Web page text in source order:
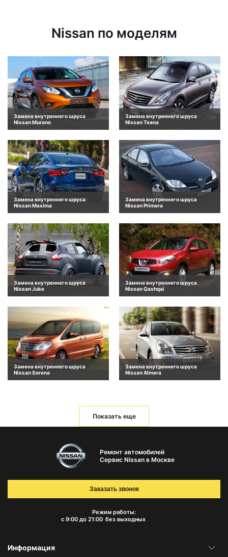
Nissan по моделям
Замена внутреннего шруса
Nissan Murano
Замена внутреннего шруса
Nissan Teana
Замена внутреннего шруса
Nissan Maxima
Замена внутреннего шруса
Nissan Primera
Замена внутреннего шруса
Nissan Juke
Замена внутреннего шруса
Nissan Qashqai
Замена внутреннего шруса
Nissan Serena
Замена внутреннего шруса
Nissan Almera
Показать еще
Ремонт автомобилей
Сервис Nissan в Москве
Режим работы:
с 9:00 до 21:00 без выходных
Заказать звонок
Информация